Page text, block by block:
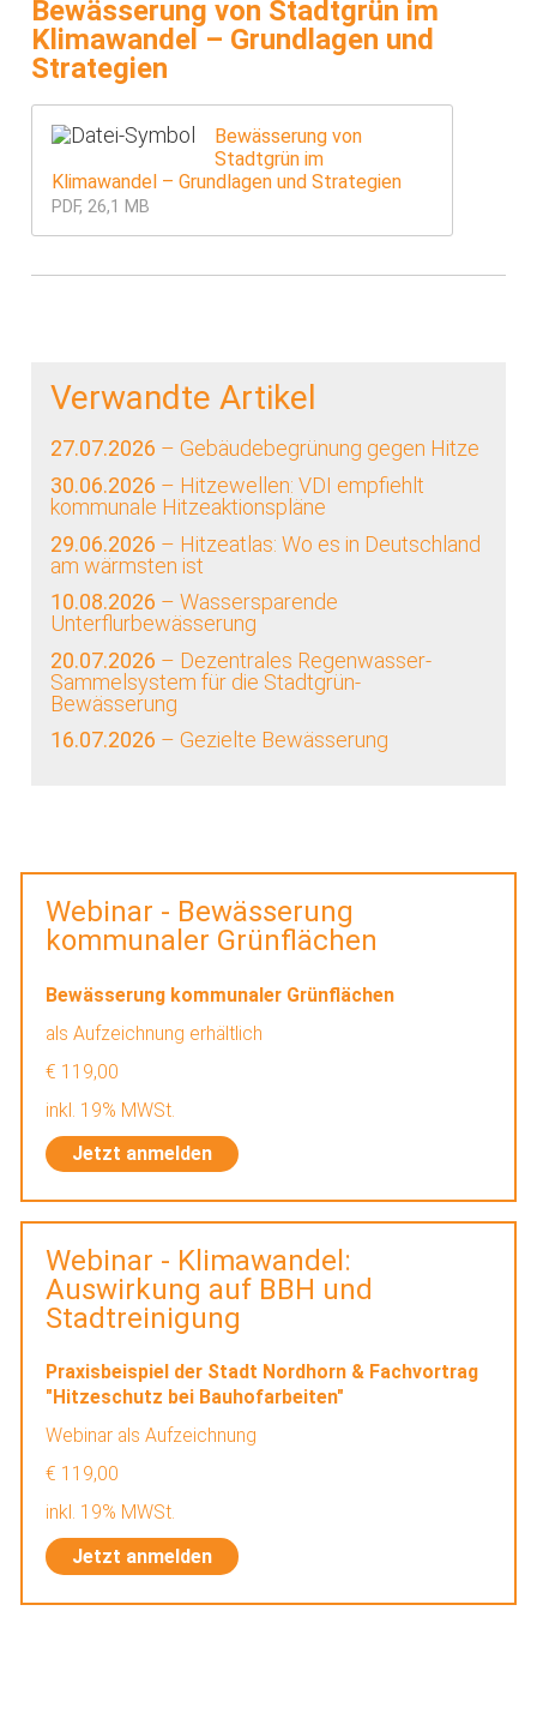
Bewässerung von Stadtgrün im
Klimawandel – Grundlagen und
Strategien
Bewässerung von
Stadtgrün im
Klimawandel – Grundlagen und Strategien
PDF, 26,1 MB
Verwandte Artikel
27.07.2026 – Gebäudebegrünung gegen Hitze
30.06.2026 – Hitzewellen: VDI empfiehlt
kommunale Hitzeaktionspläne
29.06.2026 – Hitzeatlas: Wo es in Deutschland
am wärmsten ist
10.08.2026 – Wassersparende
Unterflurbewässerung
20.07.2026 – Dezentrales Regenwasser-
Sammelsystem für die Stadtgrün-
Bewässerung
16.07.2026 – Gezielte Bewässerung
Webinar - Bewässerung
kommunaler Grünflächen
Bewässerung kommunaler Grünflächen
als Aufzeichnung erhältlich
€ 119,00
inkl. 19% MWSt.
Jetzt anmelden
Webinar - Klimawandel:
Auswirkung auf BBH und
Stadtreinigung
Praxisbeispiel der Stadt Nordhorn & Fachvortrag
"Hitzeschutz bei Bauhofarbeiten"
Webinar als Aufzeichnung
€ 119,00
inkl. 19% MWSt.
Jetzt anmelden